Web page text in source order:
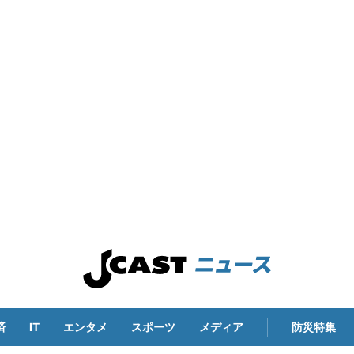
IT エンタメ スポーツ メディア 防災特集